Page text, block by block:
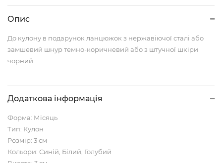
Опис
До кулону в подарунок ланцюжок з нержавіючої сталі або
замшевий шнур темно-коричневий або з штучної шкіри
чорний.
Додаткова інформація
Форма: Місяць
Тип: Кулон
Розмір: 3 см
Кольори: Синій, Білий, Голубий